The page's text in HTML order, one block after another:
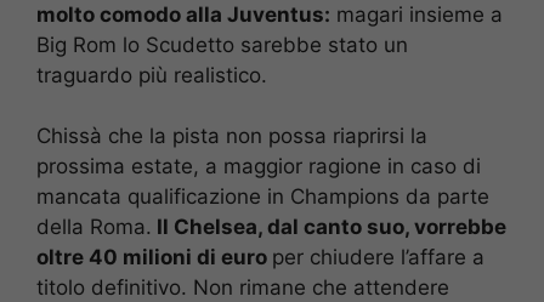
molto comodo alla Juventus: magari insieme a
Big Rom lo Scudetto sarebbe stato un
traguardo più realistico.
Chissà che la pista non possa riaprirsi la
prossima estate, a maggior ragione in caso di
mancata qualificazione in Champions da parte
della Roma. Il Chelsea, dal canto suo, vorrebbe
oltre 40 milioni di euro per chiudere l’affare a
titolo definitivo. Non rimane che attendere